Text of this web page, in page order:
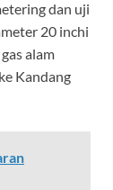
dan uji
20 inchi
alam
Kandang